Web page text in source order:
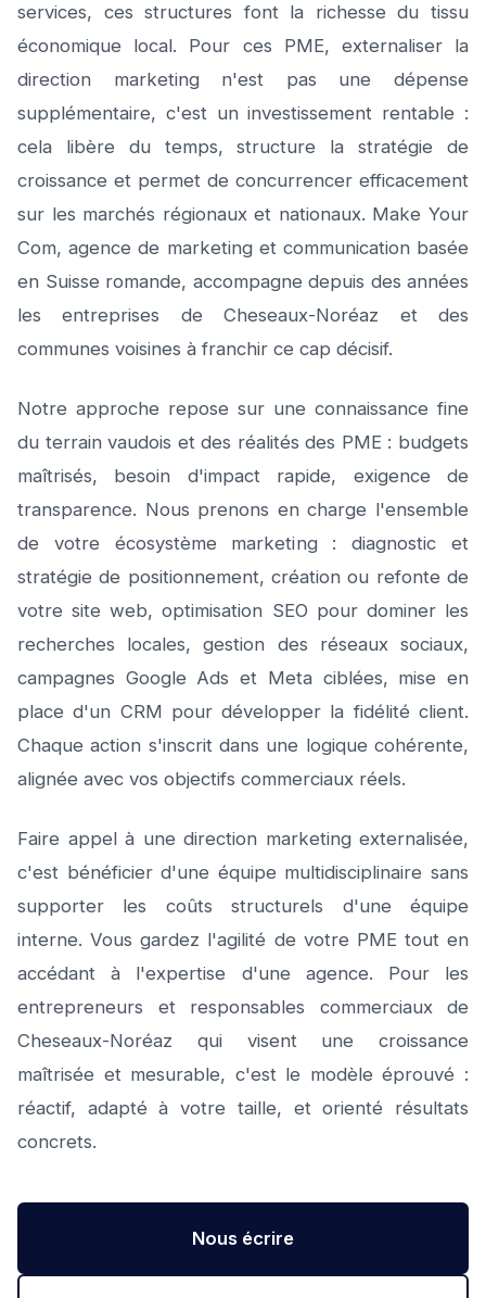
services, ces structures font la richesse du tissu
économique local. Pour ces PME, externaliser la
direction marketing n'est pas une dépense
supplémentaire, c'est un investissement rentable :
cela libère du temps, structure la stratégie de
croissance et permet de concurrencer efficacement
sur les marchés régionaux et nationaux. Make Your
Com, agence de marketing et communication basée
en Suisse romande, accompagne depuis des années
les entreprises de Cheseaux-Noréaz et des
communes voisines à franchir ce cap décisif.
Notre approche repose sur une connaissance fine
du terrain vaudois et des réalités des PME : budgets
maîtrisés, besoin d'impact rapide, exigence de
transparence. Nous prenons en charge l'ensemble
de votre écosystème marketing : diagnostic et
stratégie de positionnement, création ou refonte de
votre site web, optimisation SEO pour dominer les
recherches locales, gestion des réseaux sociaux,
campagnes Google Ads et Meta ciblées, mise en
place d'un CRM pour développer la fidélité client.
Chaque action s'inscrit dans une logique cohérente,
alignée avec vos objectifs commerciaux réels.
Faire appel à une direction marketing externalisée,
c'est bénéficier d'une équipe multidisciplinaire sans
supporter les coûts structurels d'une équipe
interne. Vous gardez l'agilité de votre PME tout en
accédant à l'expertise d'une agence. Pour les
entrepreneurs et responsables commerciaux de
Cheseaux-Noréaz qui visent une croissance
maîtrisée et mesurable, c'est le modèle éprouvé :
réactif, adapté à votre taille, et orienté résultats
concrets.
Nous écrire